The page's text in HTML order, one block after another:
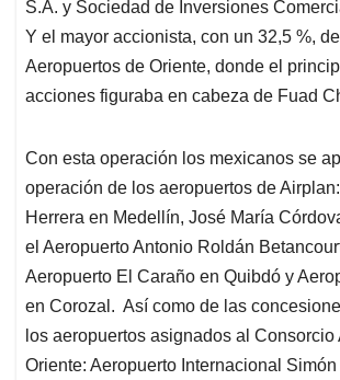
S.A. y Sociedad de Inversiones
Y el mayor accionista, con un 32,5 %,
Aeropuertos de Oriente, donde el
acciones figuraba en cabeza de Fuad
Con esta operación los mexicanos se
operación de los aeropuertos de
Herrera en Medellín, José María
el Aeropuerto Antonio Roldán
Aeropuerto El Caraño en Quibdó y
en Corozal. Así como de las
los aeropuertos asignados al Consorcio
Oriente: Aeropuerto Internacional